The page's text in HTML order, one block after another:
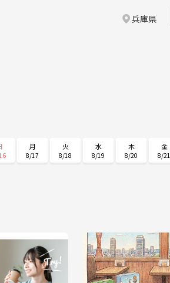
兵庫県
月
8/17
火
8/18
水
8/19
木
8/20
金
8/21